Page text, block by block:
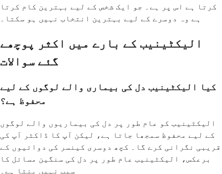
کرتا ہے اس پر ہے۔ جو ایک شخص کے لیے بہترین کام کرتا
ہے وہ دوسرے کے لیے بہترین انتخاب نہیں ہو سکتا۔
الیکٹینیب کے بارے میں اکثر پوچھے
گئے سوالات
کیا الیکٹینیب دل کی بیماری والے لوگوں کے لیے
محفوظ ہے؟
الیکٹینیب کو عام طور پر دل کی بیماریوں والے لوگوں
کے لیے محفوظ سمجھا جاتا ہے، لیکن آپ کا ڈاکٹر آپ کی
قریبی نگرانی کرے گا۔ کچھ دوسری کینسر کی دوائیوں کے
برعکس، الیکٹینیب عام طور پر دل کی سنگین مسائل کا
سبب نہیں بنتا ہے۔